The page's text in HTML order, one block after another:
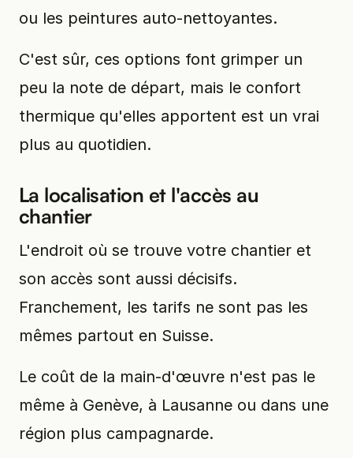
ou les peintures auto-nettoyantes.
C'est sûr, ces options font grimper un
peu la note de départ, mais le confort
thermique qu'elles apportent est un vrai
plus au quotidien.
La localisation et l'accès au
chantier
L'endroit où se trouve votre chantier et
son accès sont aussi décisifs.
Franchement, les tarifs ne sont pas les
mêmes partout en Suisse.
Le coût de la main-d'œuvre n'est pas le
même à Genève, à Lausanne ou dans une
région plus campagnarde.